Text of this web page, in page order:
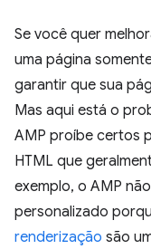
Se você quer
uma página
garantir que sua
Mas aqui está o
AMP proíbe certos
HTML que
exemplo, o AMP
personalizado
renderização são